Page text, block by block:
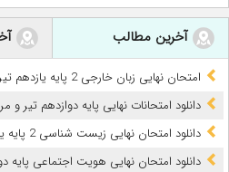
آخرین مطالب
امتحان نهایی زبان خارجی 2 پایه یازدهم تیر و مرداد 1405 + فایل صوتی
دانلود امتحانات نهایی پایه دوازدهم تیر و مرداد
دانلود امتحان نهایی زیست شناسی 2 پایه یازدهم تیر 1405 + پاسخ
دانلود امتحان نهایی هویت اجتماعی پایه دوازدهم